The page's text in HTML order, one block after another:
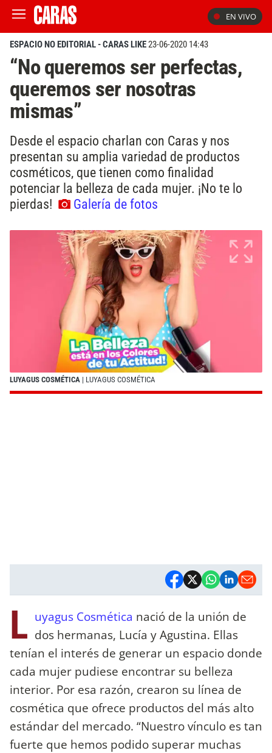
EN VIVO
ESPACIO NO EDITORIAL - CARAS LIKE23-06-2020 14:43
“No queremos ser perfectas,
queremos ser nosotras
mismas”
Desde el espacio charlan con Caras y nos
presentan su amplia variedad de productos
cosméticos, que tienen como finalidad
potenciar la belleza de cada mujer. ¡No te lo
pierdas!
Galería de fotos
LUYAGUS COSMÉTICA | LUYAGUS COSMÉTICA
L uyagus Cosmética nació de la unión de
dos hermanas, Lucía y Agustina. Ellas
tenían el interés de generar un espacio donde
cada mujer pudiese encontrar su belleza
interior. Por esa razón, crearon su línea de
cosmética que ofrece productos del más alto
estándar del mercado. “Nuestro vínculo es tan
fuerte que hemos podido superar muchas